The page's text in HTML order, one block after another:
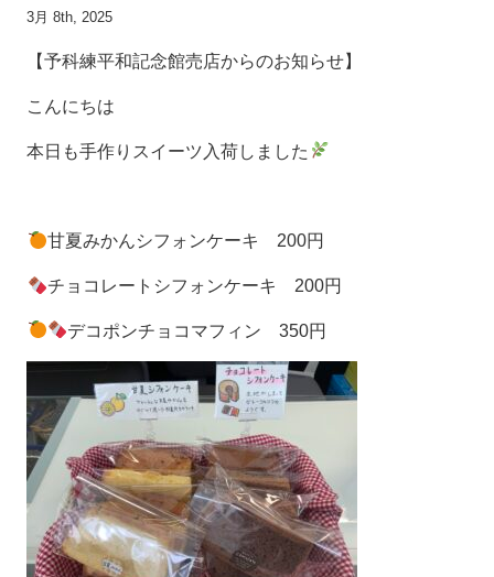
3月 8th, 2025
【予科練平和記念館売店からのお知らせ】
こんにちは
本日も手作りスイーツ入荷しました
甘夏みかんシフォンケーキ 200円
チョコレートシフォンケーキ 200円
デコポンチョコマフィン 350円